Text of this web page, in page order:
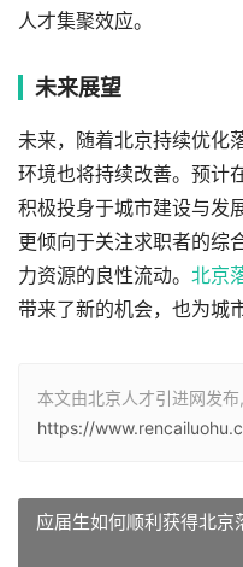
人才集聚效应。
未来展望
未来，随着北京持续优化
环境也将持续改善。预计
积极投身于城市建设与发
更倾向于关注求职者的综
力资源的良性流动。 北京
带来了新的机会，也为城
本文由北京人才引进网发布
https://
应届生如何顺利获得北京